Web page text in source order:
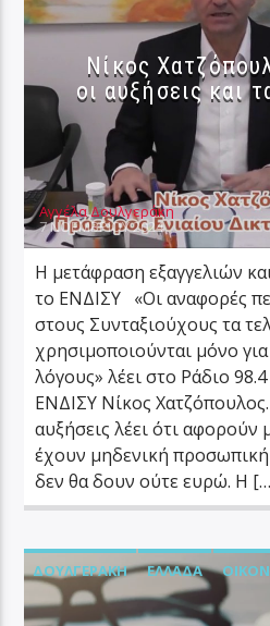
Νίκος
οι αυξήσεις και
Αγγέλα Δουλγεράκη
7 ΝΟΕΜΒΡΊΟΥ 2024
Η μετάφραση εξαγγελιών
το ΕΝΔΙΣΥ «Οι αναφορές
στους Συνταξιούχους τα
χρησιμοποιούνται μόνο
λόγους» λέει στο Ράδιο
ΕΝΔΙΣΥ Νίκος Χατζόπουλος.
αυξήσεις λέει ότι
έχουν μηδενική
δεν θα δουν ούτε ευρώ. Η
ΔΟΥΛΓΕΡΆΚΗ ΕΛΛΆΔΑ